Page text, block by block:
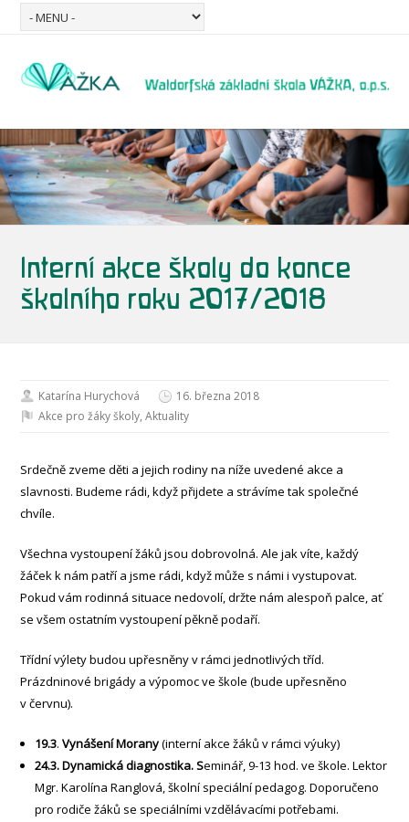
Interní akce školy do konce
školního roku 2017/2018
Katarína Hurychová
16. března 2018
Akce pro žáky školy,Aktuality
Srdečně zveme děti a jejich rodiny na níže uvedené akce a
slavnosti. Budeme rádi, když přijdete a strávíme tak společné
chvíle.
Všechna vystoupení žáků jsou dobrovolná. Ale jak víte, každý
žáček k nám patří a jsme rádi, když může s námi i vystupovat.
Pokud vám rodinná situace nedovolí, držte nám alespoň palce, ať
se všem ostatním vystoupení pěkně podaří.
Třídní výlety budou upřesněny v rámci jednotlivých tříd.
Prázdninové brigády a výpomoc ve škole (bude upřesněno
v červnu).
19.3.Vynášení Morany(interní akce žáků v rámci výuky)
24.3.Dynamická diagnostika. Seminář, 9-13 hod. ve škole. Lektor
Mgr. Karolína Ranglová, školní speciální pedagog. Doporučeno
pro rodiče žáků se speciálními vzdělávacími potřebami.